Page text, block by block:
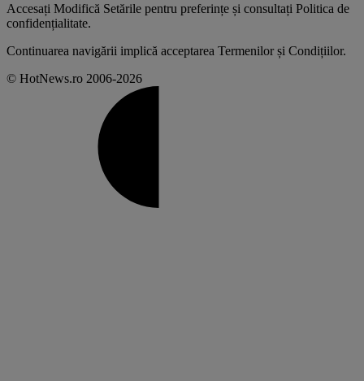
Accesați Modifică Setările pentru preferințe și consultați Politica de
confidențialitate.
Continuarea navigării implică acceptarea Termenilor și Condițiilor.
© HotNews.ro 2006-2026